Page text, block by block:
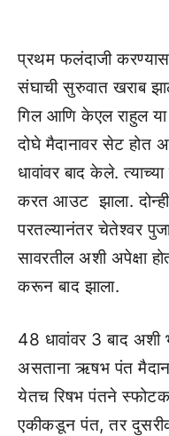
प्रथम फलंदाजी
संघाची सुरुवात खराब
गिल आणि केएल राहुल या
दोघे मैदानावर सेट होत
धावांवर बाद केले.
करत आउट झाला. दोन्ही
परतल्यानंतर चेतेश्वर
सावरतील अशी अपेक्षा
करून बाद झाला.
48 धावांवर 3 बाद अशी
असताना ऋषभ पंत
येतच रिषभ पंतने
एकीकडून पंत, तर